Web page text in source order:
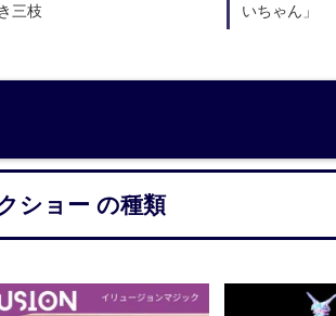
三枝
いちゃん」
ショー の種類